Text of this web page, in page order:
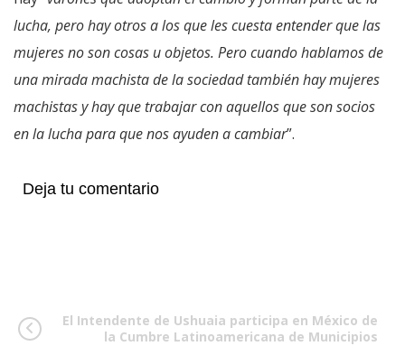
lucha, pero hay otros a los que les cuesta entender que las
mujeres no son cosas u objetos. Pero cuando hablamos de
una mirada machista de la sociedad también hay mujeres
machistas y hay que trabajar con aquellos que son socios
en la lucha para que nos ayuden a cambiar”.
Deja tu comentario
El Intendente de Ushuaia participa en México de
la Cumbre Latinoamericana de Municipios